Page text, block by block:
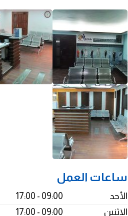
ساعات العمل
الأحد
09:00 - 17:00
الاثنين
09:00 - 17:00